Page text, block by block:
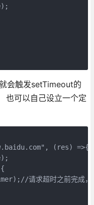
会触发setTimeout的
也可以自己设立一个定
(res) =>{
请求超时之前完成，